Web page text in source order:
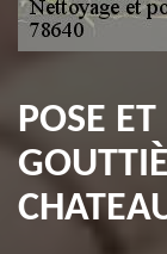
POSE